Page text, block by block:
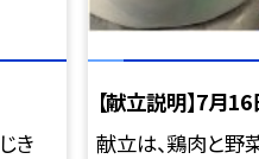
き
【献立説明】7月16
献立は、鶏肉と野